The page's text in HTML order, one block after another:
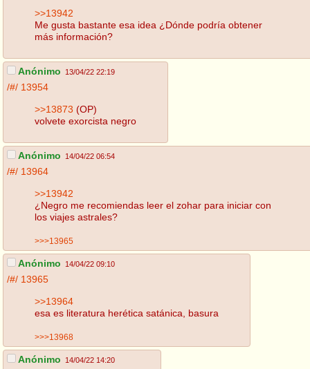
>>13942
Me gusta bastante esa idea ¿Dónde podría obtener
más información?
Anónimo 13/04/22 22:19
/#/ 13954
>>13873 (OP)
volvete exorcista negro
Anónimo 14/04/22 06:54
/#/ 13964
>>13942
¿Negro me recomiendas leer el zohar para iniciar con
los viajes astrales?
>>>13965
Anónimo 14/04/22 09:10
/#/ 13965
>>13964
esa es literatura herética satánica, basura
>>>13968
Anónimo 14/04/22 14:20